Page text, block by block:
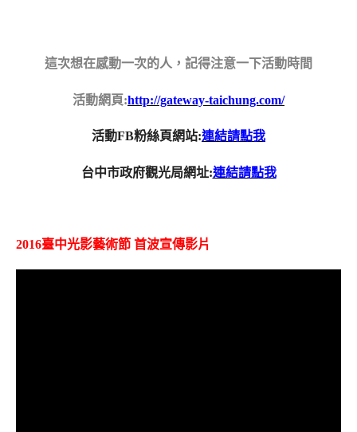
這次想在感動一次的人，記得注意一下活動時間
活動網頁:http://gateway-taichung.com/
活動FB粉絲頁網站:連結請點我
台中市政府觀光局網址:連結請點我
2016臺中光影藝術節 首波宣傳影片